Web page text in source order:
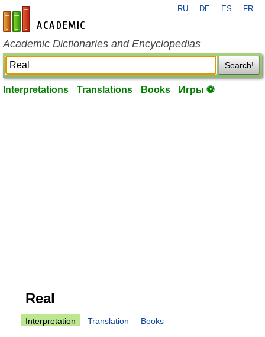
en-academic.com
RU DE ES FR
Academic Dictionaries and Encyclopedias
Search!
Interpretations Translations Books Игры ⚽
Real
Interpretation Translation Books